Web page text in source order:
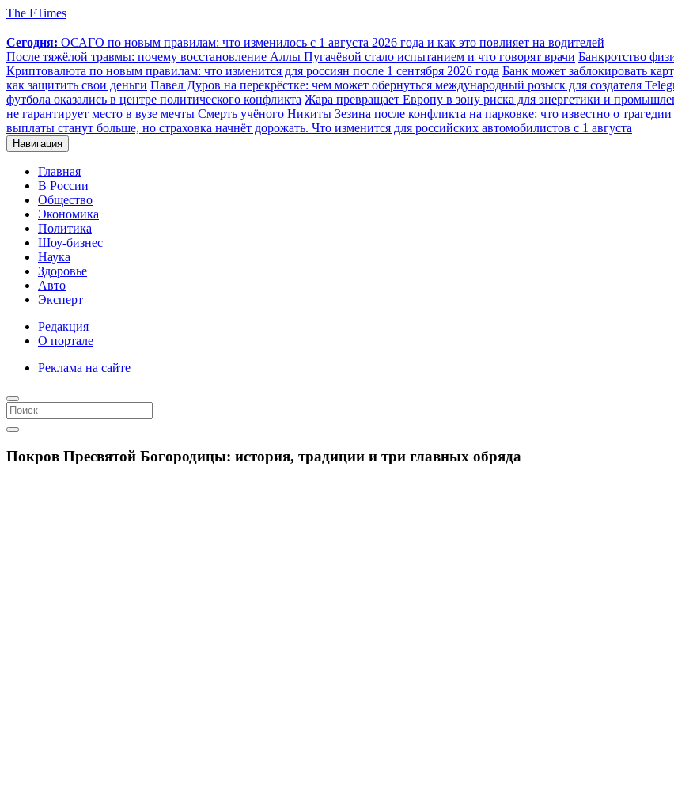
The FTimes
Сегодня: ОСАГО по новым правилам: что изменилось с 1 августа 2026 года и как это повлияет на водителей
После тяжёлой травмы: почему восстановление Аллы Пугачёвой стало испытанием и что говорят врачи Банкротство
Криптовалюта по новым правилам: что изменится для россиян после 1 сентября 2026 года Банк может заблокировать
как защитить свои деньги Павел Дуров на перекрёстке: чем может обернуться международный розыск для создателя
футбола оказались в центре политического конфликта Жара превращает Европу в зону риска для энергетики и
не гарантирует место в вузе мечты Смерть учёного Никиты Зезина после конфликта на парковке: что известно о
выплаты станут больше, но страховка начнёт дорожать. Что изменится для российских автомобилистов с 1 августа
Навигация
Главная
В России
Общество
Экономика
Политика
Шоу-бизнес
Наука
Здоровье
Авто
Эксперт
Редакция
О портале
Реклама на сайте
Покров Пресвятой Богородицы: история, традиции и три главных обряда